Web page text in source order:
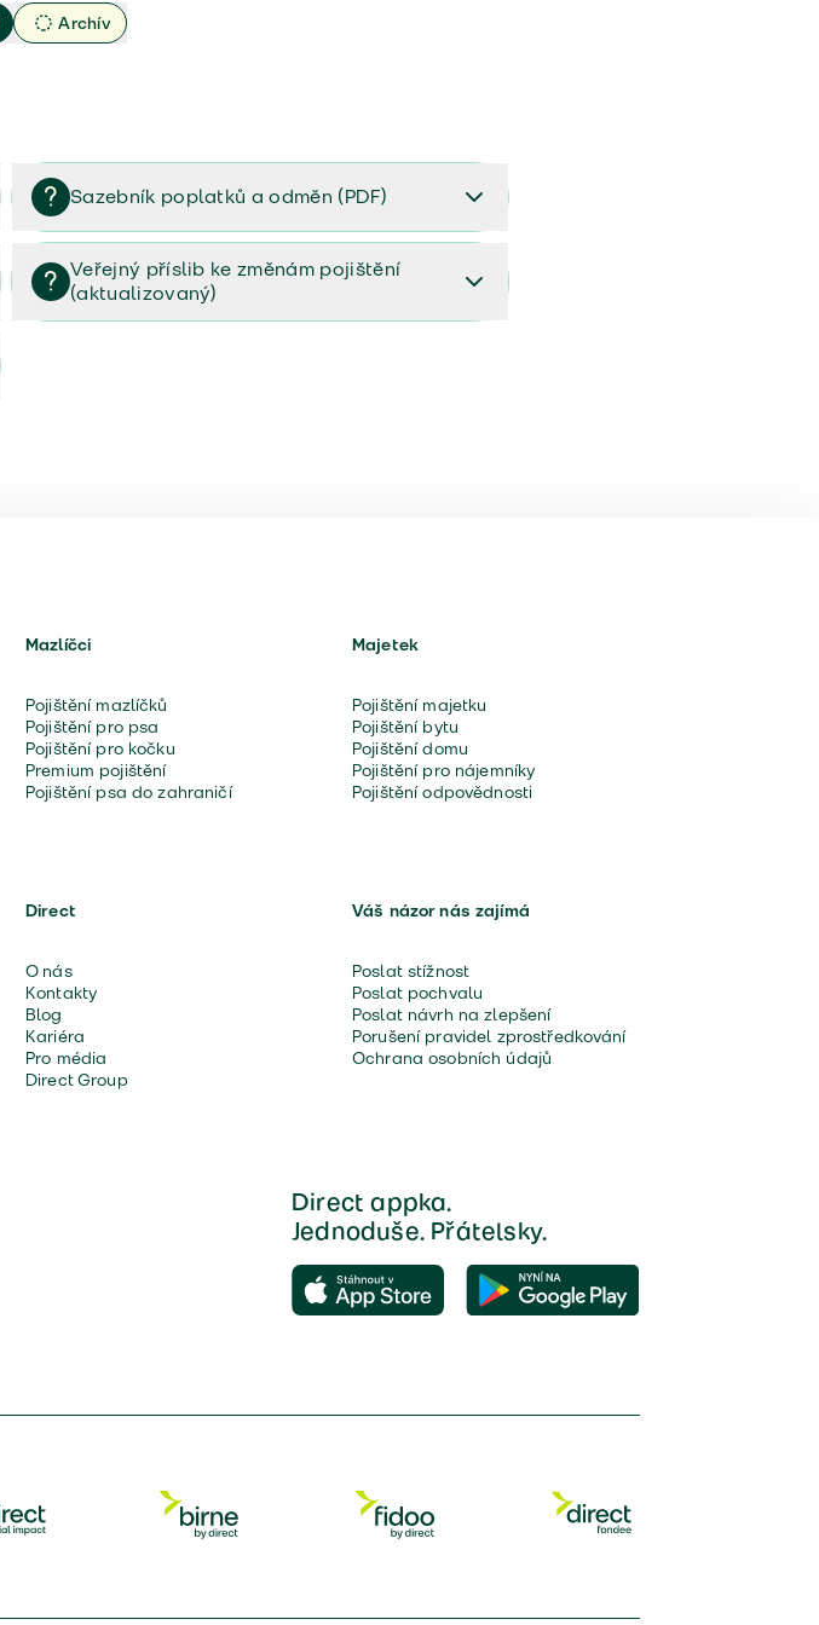
Archív
Sazebník poplatků a odměn (PDF)
Sazebník poplatků a odměn (PDF)
Veřejný příslib ke změnám pojištění
(aktualizovaný)
Mazlíčci
Pojištění mazlíčků
Pojištění pro psa
Pojištění pro kočku
Premium pojištění
Pojištění psa do zahraničí
Majetek
Pojištění majetku
Pojištění bytu
Pojištění domu
Pojištění pro nájemníky
Pojištění odpovědnosti
Direct
O nás
Kontakty
Blog
Kariéra
Pro média
Direct Group
Váš názor nás zajímá
Poslat stížnost
Poslat pochvalu
Poslat návrh na zlepšení
Porušení pravidel zprostředkování
Ochrana osobních údajů
Direct appka.
Jednoduše. Přátelsky.